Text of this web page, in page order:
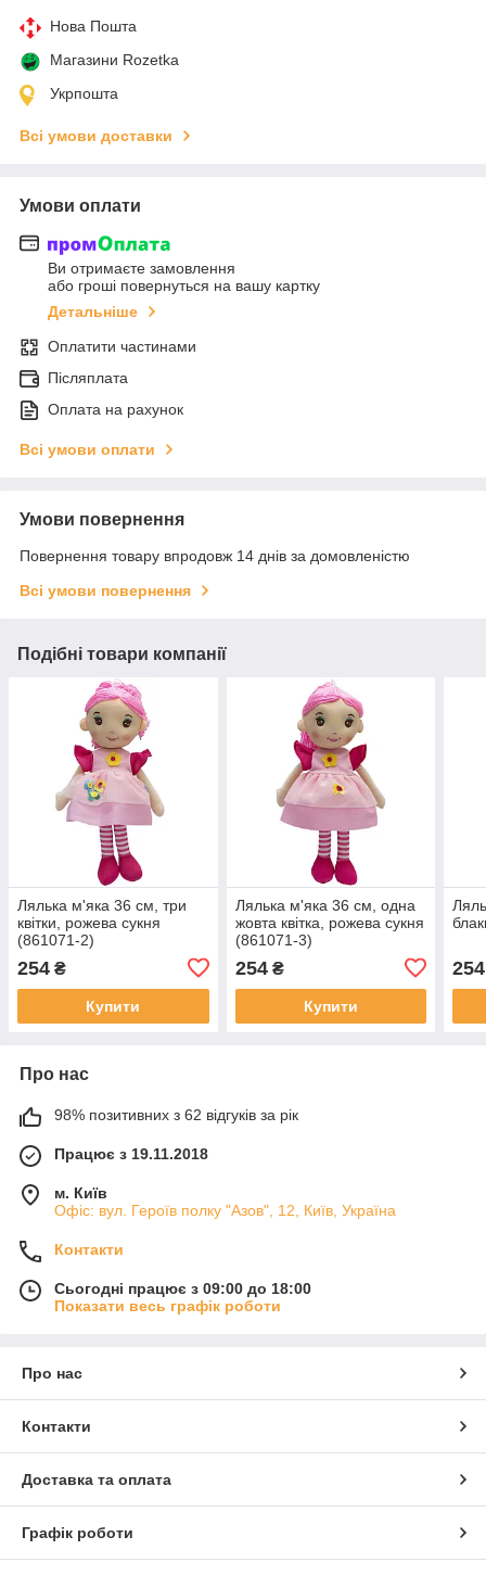
Нова Пошта
Магазини Rozetka
Укрпошта
Всі умови доставки
Умови оплати
Ви отримаєте замовлення
або гроші повернуться на вашу картку
Детальніше
Оплатити частинами
Післяплата
Оплата на рахунок
Всі умови оплати
Умови повернення
Повернення товару впродовж 14 днів за домовленістю
Всі умови повернення
Подібні товари компанії
Лялька м'яка 36 см, три
квітки, рожева сукня
(861071-2)
254 ₴
Купити
Лялька м'яка 36 см, одна
жовта квітка, рожева сукня
(861071-3)
254₴
Купити
254
Про нас
98% позитивних з 62 відгуків за рік
Працює з 19.11.2018
м. Київ
Офіс: вул. Героїв полку "Азов", 12, Київ, Україна
Контакти
Сьогодні працює з 09:00 до 18:00
Показати весь графік роботи
Про нас
Контакти
Доставка та оплата
Графік роботи